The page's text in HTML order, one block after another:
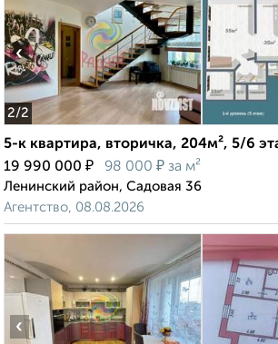
2/2
‹
5-к квартира, вторичка, 204м², 5/6
19 990 000 ₽ 98 000 ₽ за м²
Ленинский район, Садовая 36
Агентство, 08.08.2026
‹